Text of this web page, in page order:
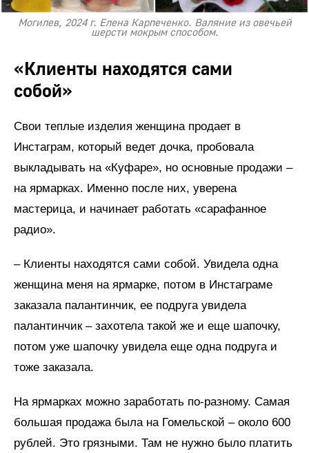
Могилев, 2024 г. Елена Карпеченко. Валяние из овечьей
шерсти мокрым способом.
«Клиенты находятся сами
собой»
Свои теплые изделия женщина продает в
Инстаграм, который ведет дочка, пробовала
выкладывать на «Куфаре», но основные продажи –
на ярмарках. Именно после них, уверена
мастерица, и начинает работать «сарафанное
радио».
– Клиенты находятся сами собой. Увидела одна
женщина меня на ярмарке, потом в Инстаграме
заказала палантинчик, ее подруга увидела
палантинчик – захотела такой же и еще шапочку,
потом уже шапочку увидела еще одна подруга и
тоже заказала.
На ярмарках можно заработать по-разному. Самая
большая продажа была на Гомельской – около 600
рублей. Это грязными. Там не нужно было платить